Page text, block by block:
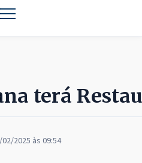
terá
2025 às 09:54